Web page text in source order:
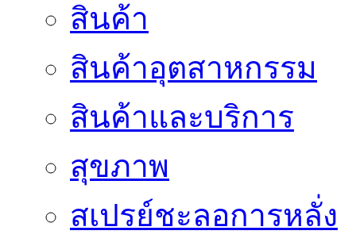
สินค้า
สินค้าอุตสาหกรรม
สินค้าและบริการ
สุขภาพ
สเปรย์ชะลอการหลั่ง